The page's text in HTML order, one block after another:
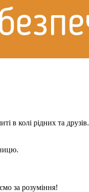
в колі рідних та друзів.
за розуміння!